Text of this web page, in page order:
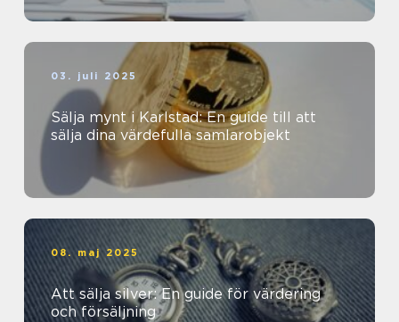
03. juli 2025
Sälja mynt i Karlstad: En guide till att
sälja dina värdefulla samlarobjekt
08. maj 2025
Att sälja silver: En guide för värdering
och försäljning